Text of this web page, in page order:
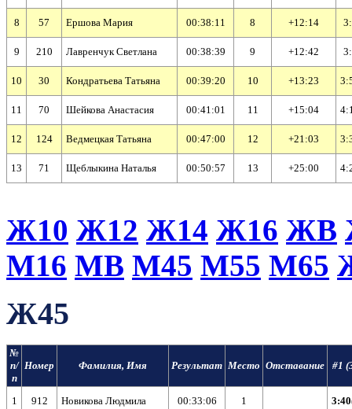
8 57 Ершова Мария 00:38:11 8 +12:14
9 210 Лавренчук Светлана 00:38:39 9 +12:42
10 30 Кондратьева Татьяна 00:39:20 10 +13:23
11 70 Шейкова Анастасия 00:41:01 11 +15:04
12 124 Ведмецкая Татьяна 00:47:00 12 +21:03
13 71 Щеблыкина Наталья 00:50:57 13 +25:00
Ж10 Ж12 Ж14 Ж16 ЖВ
М16 МВ М45 М55 М65
Ж45
№
п/
п
Номер Фамилия, Имя Результат Место Отставание #1
1 912 Новикова Людмила 00:33:06 1